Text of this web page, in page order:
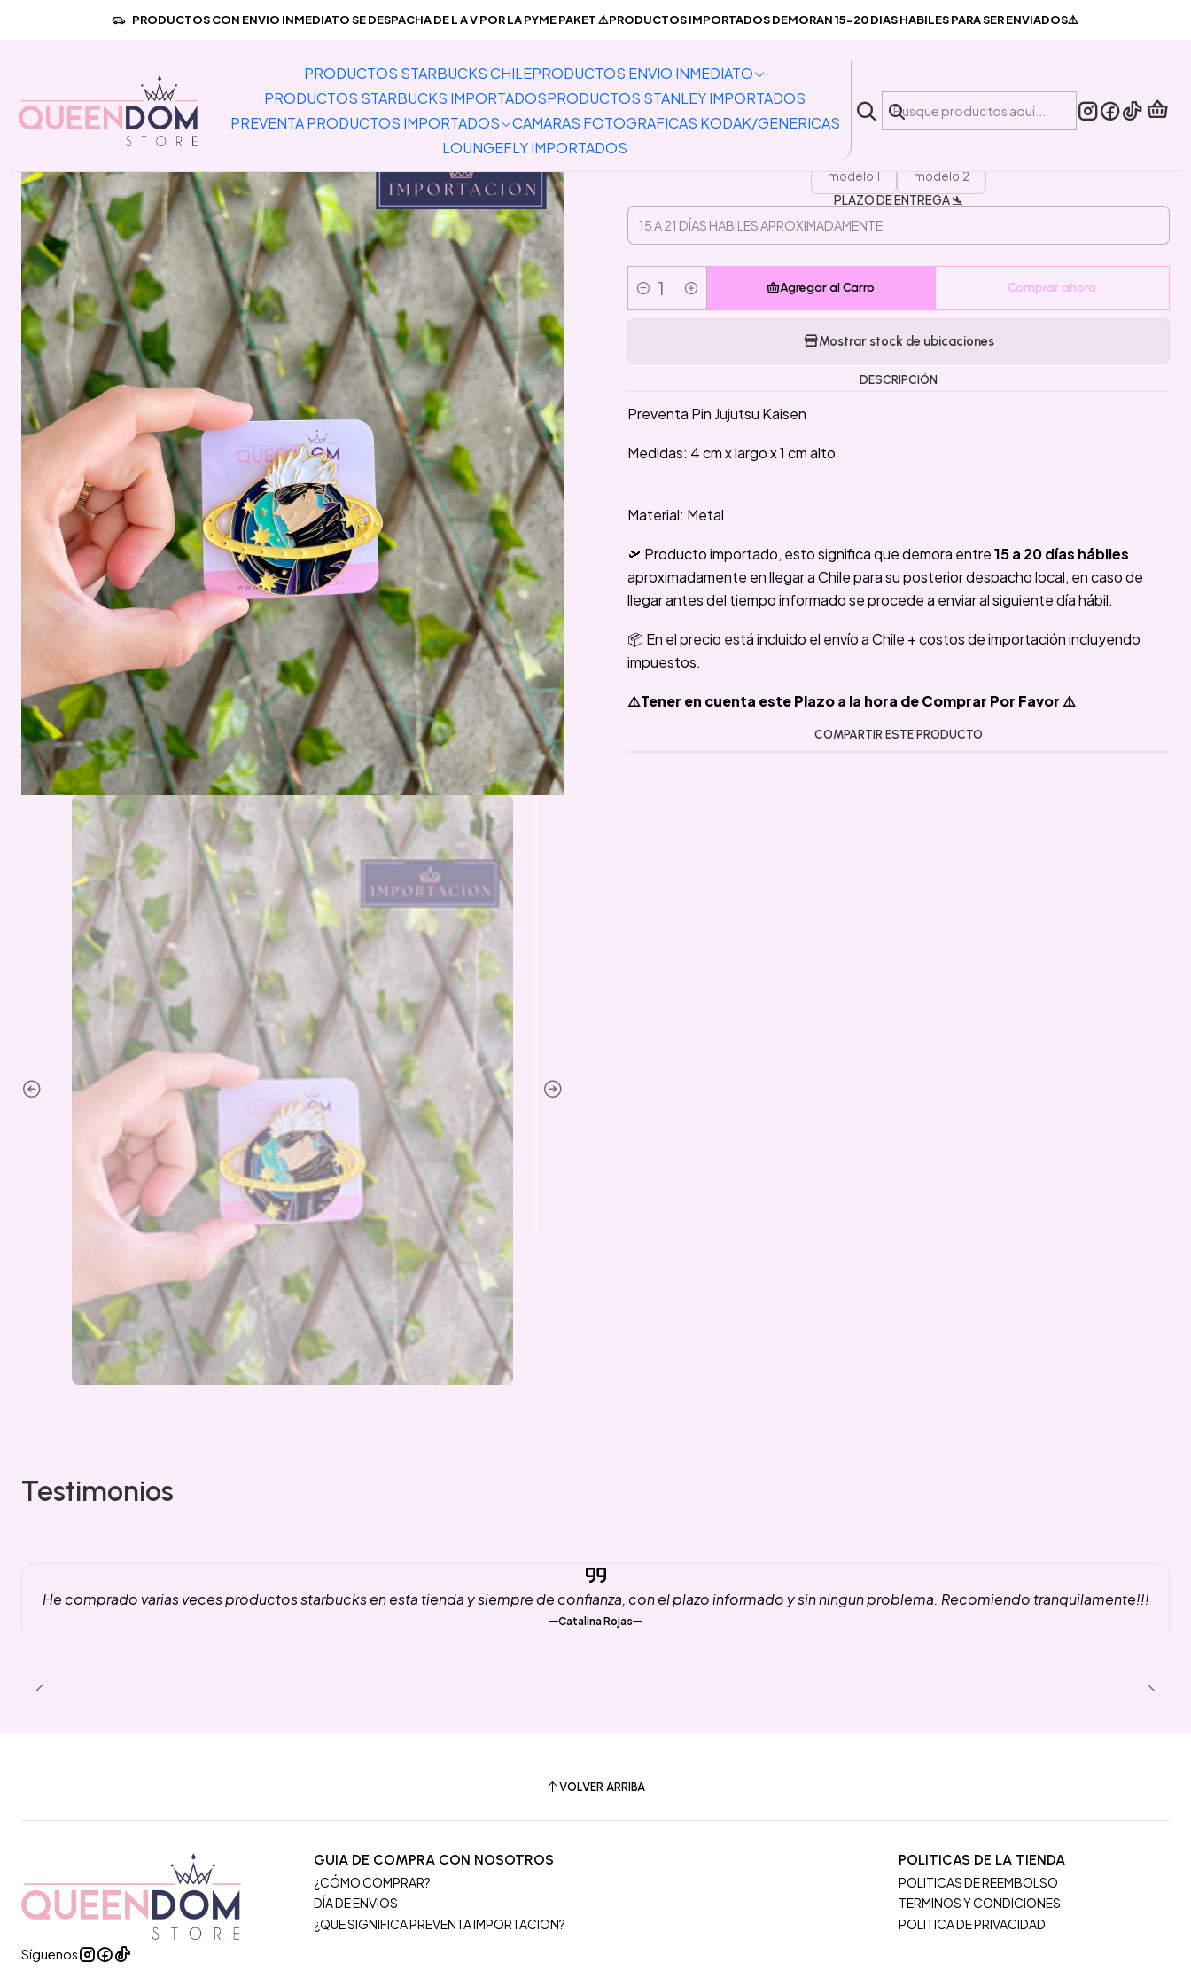
PRODUCTOS STARBUCKS CHILEPRODUCTOS ENVIO INMEDIATO
PRODUCTOS STARBUCKS IMPORTADOSPRODUCTOS STANLEY IMPORTADOS
PREVENTA PRODUCTOS IMPORTADOS
CAMARAS FOTOGRAFICAS KODAK/GENERICAS
LOUNGEFLY IMPORTADOS
PRODUCTOS CON ENVIO INMEDIATO SE DESPACHA DE L A V POR LA PYME PAKET ⚠️PRODUCTOS IMPORTADOS DEMORAN 15-20 DIAS HABILES PARA SER ENVIADOS⚠️
Inicio PREVENTA PRODUCTOS IMPORTADOS Pins Preventa Pin Jujutsu Kaisen
Preventa Pin Jujutsu Kaisen
modelo 1 modelo 2
PLAZO DE ENTREGA 🛬
Cantidad
Agregar al Carro Comprar ahora
Mostrar stock de ubicaciones
DESCRIPCIÓN
Preventa Pin Jujutsu Kaisen
Medidas: 4 cm x largo x 1 cm alto
Material: Metal
🛫 Producto importado, esto significa que demora entre15 a 20 días hábiles
aproximadamente en llegar a Chile para su posterior despacho local, en caso de
llegar antes del tiempo informado se procede a enviar al siguiente día hábil.
📦 En el precio está incluido el envío a Chile + costos de importación incluyendo
impuestos.
⚠️Tener en cuenta este Plazo a la hora de Comprar Por Favor ⚠️
COMPARTIR ESTE PRODUCTO
Testimonios
He comprado varias veces productos starbucks en esta tienda y siempre de confianza, con el plazo informado y sin ningun problema. Recomiendo tranquilamente!!!
Catalina Rojas
VOLVER ARRIBA
Síguenos
GUIA DE COMPRA CON NOSOTROS
¿CÓMO COMPRAR?
DÍA DE ENVIOS
¿QUE SIGNIFICA PREVENTA IMPORTACION?
POLITICAS DE LA TIENDA
POLITICAS DE REEMBOLSO
TERMINOS Y CONDICIONES
POLITICA DE PRIVACIDAD